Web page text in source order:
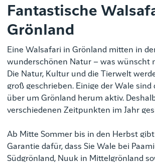
Fantastische
Grönland
Eine Walsafari in Grönland mitten in
wunderschönen Natur – was wünscht
Die Natur, Kultur und die Tierwelt
groß geschrieben. Einige der Wale sind
über um Grönland herum aktiv.
verschiedenen Zeitpunkten im Jahr
Ab Mitte Sommer bis in den Herbst
Garantie dafür, dass Sie Wale bei
Südgrönland, Nuuk in Mittelgrönland